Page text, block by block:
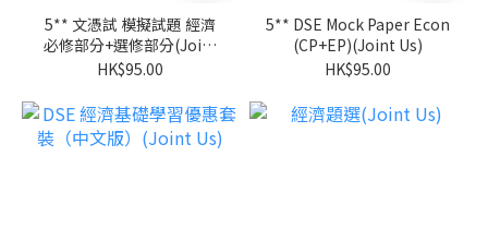
5** 文憑試 模擬試題 經濟
必修部分+選修部分(Joint
Us)
HK$95.00
5** DSE Mock Paper Econ
(CP+EP)(Joint Us)
HK$95.00